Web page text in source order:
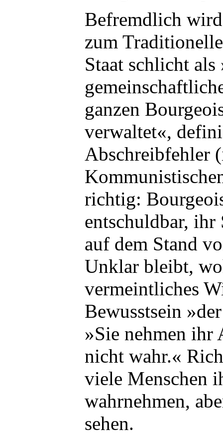
Befremdlich
zum
Staat schlicht als
ganzen
verwaltet«,
Abschreibfehler
richtig:
entschuldbar, ihr
auf dem Stand
Unklar bleibt,
vermeintliches
Bewusstsein
»Sie nehmen ihr
nicht wahr.«
viele Menschen
wahrnehmen,
sehen.